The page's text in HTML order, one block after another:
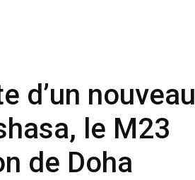
d’un nouveau
le M23
de Doha